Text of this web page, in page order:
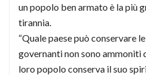
un popolo ben armato è la più
tirannia.
“Quale paese può conservare
governanti non sono ammoniti
loro popolo conserva il suo